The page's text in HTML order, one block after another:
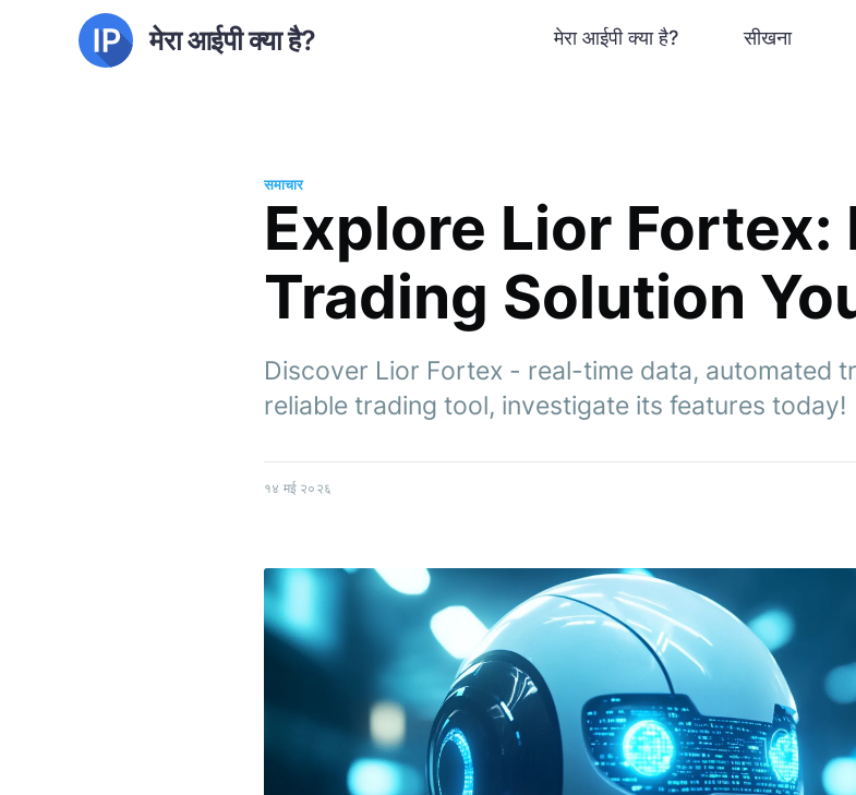
मेरा आईपी क्या है? मेरा आईपी क्या है? सीखना
समाचार
Explore Lior Fortex:
Trading Solution
Discover Lior Fortex - real-time data, automated
reliable trading tool, investigate its features today!
१४ मई २०२६